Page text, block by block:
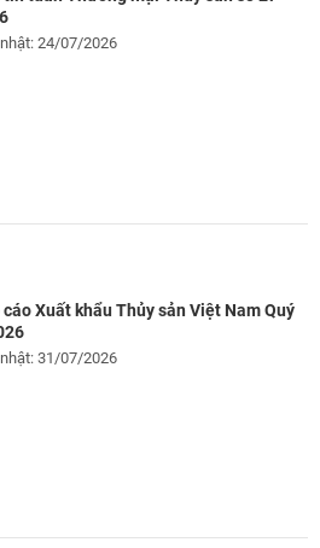
24/07/2026
cáo Xuất khẩu Thủy sản Việt Nam Quý
31/07/2026